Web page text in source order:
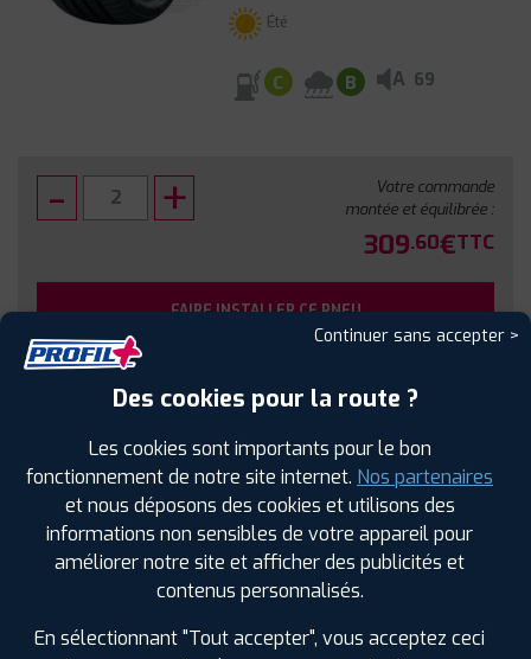
Été
C B A 69
Votre commande
montée et équilibrée :
309.60€TTC
FAIRE INSTALLER CE PNEU
Sous réserve de disponibilité en agence
SPÉCIFICATIONS AVIS CLIENTS ÉTIQUETAGE
Étiquetage
Continuer sans accepter >
Des cookies pour la route ?
Les cookies sont importants pour le bon
fonctionnement de notre site internet. Nos partenaires
et nous déposons des cookies et utilisons des
informations non sensibles de votre appareil pour
améliorer notre site et afficher des publicités et
contenus personnalisés.
En sélectionnant "Tout accepter", vous acceptez ceci